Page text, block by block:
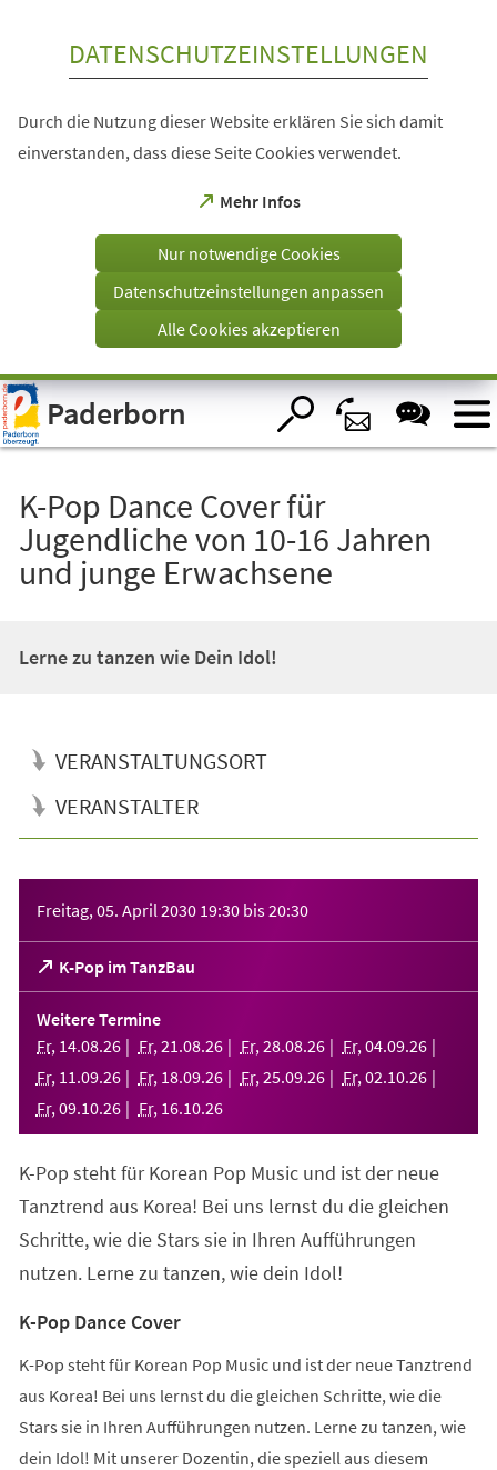
Visuelle
Assistenzsoftware
öffnen.
DATENSCHUTZEINSTELLUNGEN
Durch die Nutzung dieser Website erklären Sie sich damit
einverstanden, dass diese Seite Cookies verwendet.
Mehr Infos
(Öffnet
einem
Tab)
Nur notwendige Cookies
Datenschutzeinstellungen anpassen
Alle Cookies akzeptieren
Paderborn
K-Pop Dance Cover für
Jugendliche von 10-16 Jahren
und junge Erwachsene
Lerne zu tanzen wie Dein Idol!
VERANSTALTUNGSORT
VERANSTALTER
Freitag, 05. April 2030 19:30 bis20:30
K-Pop im TanzBau
(Öffnet
in
einem
neuen
Tab)
Weitere Termine
Fr, 14.08.26 Fr, 21 .08.26 Fr, 28.08.26 Fr, 04.09.26
Fr, 11 .09.26 Fr, 18.09.26 Fr, 25.09.26 Fr, 02.10.26
Fr, 09.10.26 Fr, 16.10.26
K-Pop steht für Korean Pop Music und ist der neue
Tanztrend aus Korea! Bei uns lernst du die gleichen
Schritte, wie die Stars sie in Ihren Aufführungen
nutzen. Lerne zu tanzen, wie dein Idol!
K-Pop Dance Cover
K-Pop steht für Korean Pop Music und ist der neue Tanztrend
aus Korea! Bei uns lernst du die gleichen Schritte, wie die
Stars sie in Ihren Aufführungen nutzen. Lerne zu tanzen, wie
dein Idol! Mit unserer Dozentin, die speziell aus diesem